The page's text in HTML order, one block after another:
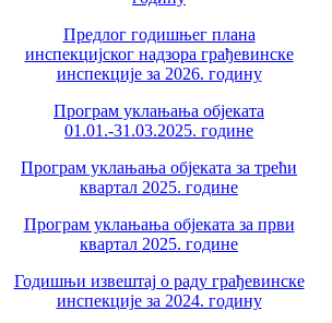
Предлог годишњег плана
инспекцијског надзора грађевинске
инспекције за 2026. годину
Програм уклањања објеката
01.01.-31.03.2025. године
Програм уклањања објеката за трећи
квартал 2025. године
Програм уклањања објеката за први
квартал 2025. године
Годишњи извештај о раду грађевинске
инспекције за 2024. годину